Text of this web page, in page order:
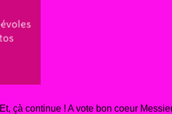
Et, çà continue ! A vote bon coeur